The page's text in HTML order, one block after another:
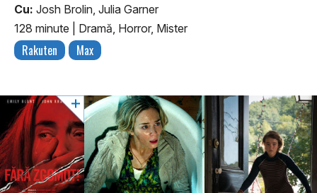
Cu: Josh Brolin, Julia Garner
128 minute
Dramă, Horror, Mister
Rakuten Max